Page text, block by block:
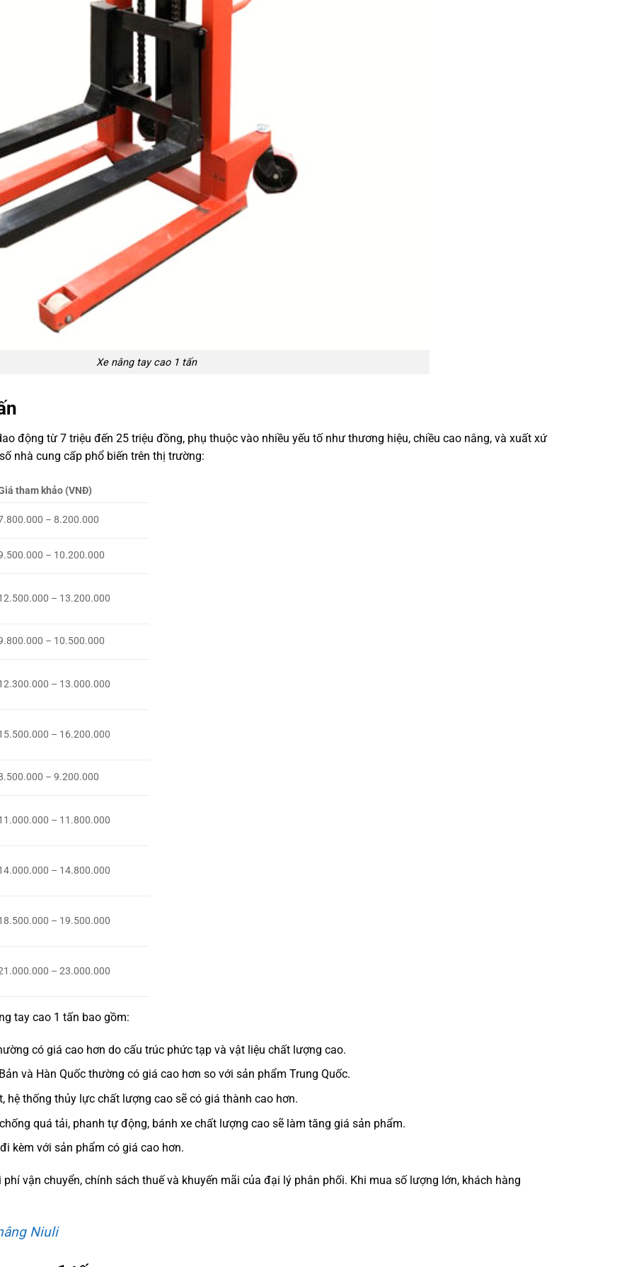
Xe nâng tay cao 1 tấn
động từ 7 triệu đến 25 triệu đồng, phụ thuộc vào nhiều yếu tố như thương hiệu, chiều cao nâng, và xuất xứ
nhà cung cấp phổ biến trên thị trường:
tham khảo (VNĐ)
– 8.200.000
– 10.200.000
– 13.200.000
– 10.500.000
– 13.000.000
– 16.200.000
– 9.200.000
– 11.800.000
– 14.800.000
– 19.500.000
– 23.000.000
tay cao 1 tấn bao gồm:
có giá cao hơn do cấu trúc phức tạp và vật liệu chất lượng cao.
và Hàn Quốc thường có giá cao hơn so với sản phẩm Trung Quốc.
thống thủy lực chất lượng cao sẽ có giá thành cao hơn.
quá tải, phanh tự động, bánh xe chất lượng cao sẽ làm tăng giá sản phẩm.
kèm với sản phẩm có giá cao hơn.
vận chuyển, chính sách thuế và khuyến mãi của đại lý phân phối. Khi mua số lượng lớn, khách hàng
Niuli